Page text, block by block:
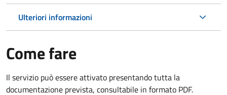
Ulteriori informazioni
Come fare
Il servizio può essere attivato presentando tutta la
documentazione prevista, consultabile in formato PDF.